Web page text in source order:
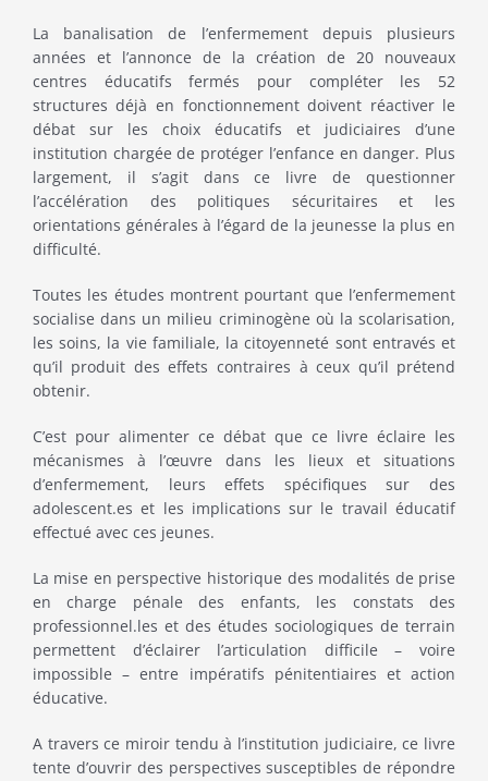
La banalisation de l’enfermement depuis plusieurs
années et l’annonce de la création de 20 nouveaux
centres éducatifs fermés pour compléter les 52
structures déjà en fonctionnement doivent réactiver le
débat sur les choix éducatifs et judiciaires d’une
institution chargée de protéger l’enfance en danger. Plus
largement, il s’agit dans ce livre de questionner
l’accélération des politiques sécuritaires et les
orientations générales à l’égard de la jeunesse la plus en
difficulté.
Toutes les études montrent pourtant que l’enfermement
socialise dans un milieu criminogène où la scolarisation,
les soins, la vie familiale, la citoyenneté sont entravés et
qu’il produit des effets contraires à ceux qu’il prétend
obtenir.
C’est pour alimenter ce débat que ce livre éclaire les
mécanismes à l’œuvre dans les lieux et situations
d’enfermement, leurs effets spécifiques sur des
adolescent.es et les implications sur le travail éducatif
effectué avec ces jeunes.
La mise en perspective historique des modalités de prise
en charge pénale des enfants, les constats des
professionnel.les et des études sociologiques de terrain
permettent d’éclairer l’articulation difficile – voire
impossible – entre impératifs pénitentiaires et action
éducative.
A travers ce miroir tendu à l’institution judiciaire, ce livre
tente d’ouvrir des perspectives susceptibles de répondre